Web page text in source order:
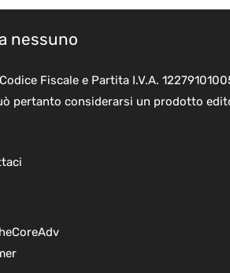
nessuno
Fiscale e Partita I.V.A.
pertanto considerarsi un prodotto